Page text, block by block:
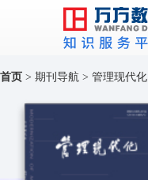
首页 > 期刊导航 > 管理现代化